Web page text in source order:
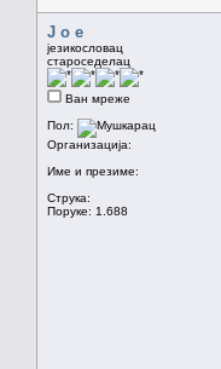
J o e
језикословац
староседелац
Ван мреже
Пол:
Организација:
Име и презиме:
Струка:
Поруке: 1.688